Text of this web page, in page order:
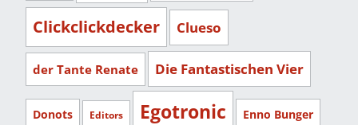
Clickclickdecker Clueso
der Tante Renate Die Fantastischen Vier
Donots Editors Egotronic Enno Bunger